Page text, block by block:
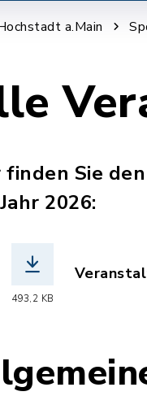
a.Main
finden Sie
2026:
493,2 KB